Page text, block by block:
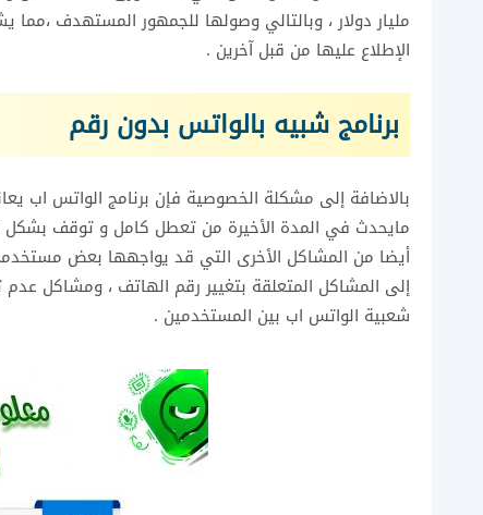
مليار دولار ، وبالتالي وصولها للجمهور المستهدف
الإطلاع عليها من قبل آخرين .
برنامج شبيه بالواتس بدون رقم
بالاضافة إلى مشكلة الخصوصية فإن برنامج الواتس اب
مايحدث في المدة الأخيرة من تعطل كامل و توقف
أيضا من المشاكل الأخرى التي قد يواجهها بعض
إلى المشاكل المتعلقة بتغيير رقم الهاتف ، ومشاكل
شعبية الواتس اب بين المستخدمين .